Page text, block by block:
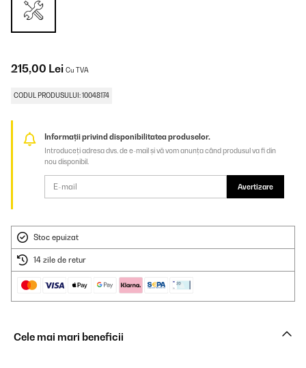
215,00 Lei Cu TVA
CODUL PRODUSULUI: 10048174
Informații privind disponibilitatea produselor.
Introduceți adresa dvs. de e-mail și vă vom anunța când produsul va fi din
nou disponibil.
Avertizare
Stoc epuizat
14 zile de retur
Cele mai mari beneficii